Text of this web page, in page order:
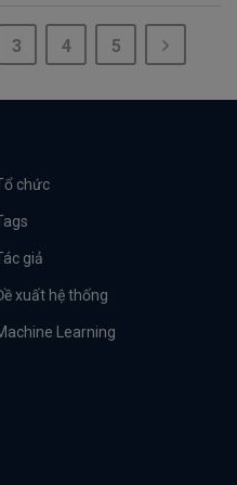
3 4 5
chức
giả
xuất hệ thống
Learning